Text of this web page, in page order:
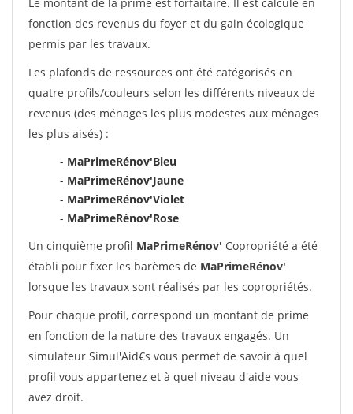
fonction des revenus du foyer et du gain écologique
permis par les travaux.
Les plafonds de ressources ont été catégorisés en
quatre profils/couleurs selon les différents niveaux de
revenus (des ménages les plus modestes aux ménages
les plus aisés) :
- MaPrimeRénov'Bleu
- MaPrimeRénov'Jaune
- MaPrimeRénov'Violet
- MaPrimeRénov'Rose
Un cinquième profil MaPrimeRénov' Copropriété a été
établi pour fixer les barèmes de MaPrimeRénov'
lorsque les travaux sont réalisés par les copropriétés.
Pour chaque profil, correspond un montant de prime
en fonction de la nature des travaux engagés. Un
simulateur Simul'Aid€s vous permet de savoir à quel
profil vous appartenez et à quel niveau d'aide vous
avez droit.